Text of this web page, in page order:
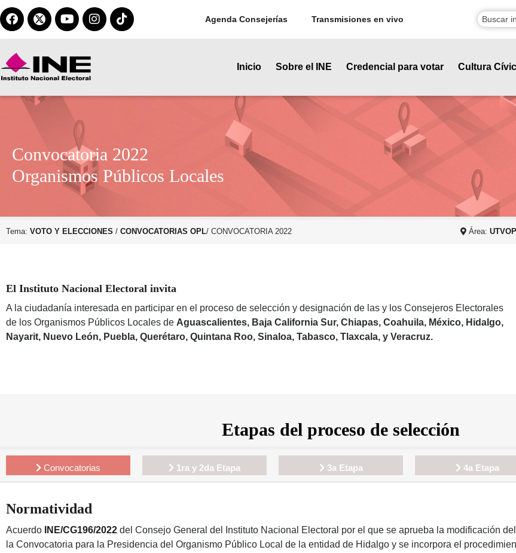
Agenda Consejerías Transmisiones en vivo
Inicio Sobre el INE Credencial para votar Cultura
Convocatoria 2022
Organismos Públicos Locales
Tema: VOTO Y ELECCIONES / CONVOCATORIAS OPL/ CONVOCATORIA 2022 Área:
El Instituto Nacional Electoral invita
A la ciudadanía interesada en participar en el proceso de selección y designación de las y los Consejeros Electorales
de los Organismos Públicos Locales de Aguascalientes, Baja California Sur, Chiapas, Coahuila, México, Hidalgo,
Nayarit, Nuevo León, Puebla, Querétaro, Quintana Roo, Sinaloa, Tabasco, Tlaxcala, y Veracruz.
Etapas del proceso de selección
Convocatorias 1ra y 2da Etapa 3a Etapa 4a Etapa
Normatividad
Acuerdo INE/CG196/2022 del Consejo General del Instituto Nacional Electoral por el que se aprueba la modificación
la Convocatoria para la Presidencia del Organismo Público Local de la entidad de Hidalgo y se incorpora el